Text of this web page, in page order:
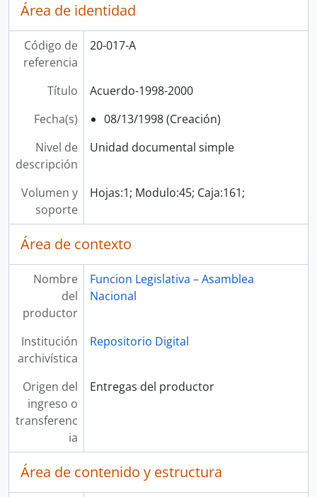
Área de identidad
Código de
referencia
20-017-A
Título
Acuerdo-1998-2000
Fecha(s)
08/13/1998 (Creación)
Nivel de
descripción
Unidad documental simple
Volumen y
soporte
Hojas:1; Modulo:45; Caja:161;
Área de contexto
Nombre
del
productor
Funcion Legislativa – Asamblea
Nacional
Institución
archivística
Repositorio Digital
Origen del
ingreso o
transferenc
ia
Entregas del productor
Área de contenido y estructura